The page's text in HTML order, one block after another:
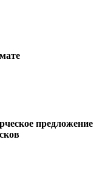
предложение